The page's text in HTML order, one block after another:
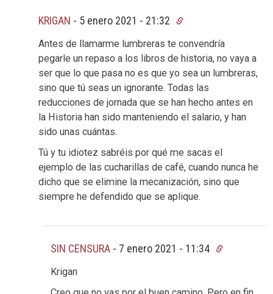
KRIGAN - 5 enero 2021 - 21:32
Antes de llamarme lumbreras te convendría
pegarle un repaso a los libros de historia, no vaya a
ser que lo que pasa no es que yo sea un lumbreras,
sino que tú seas un ignorante. Todas las
reducciones de jornada que se han hecho antes en
la Historia han sido manteniendo el salario, y han
sido unas cuántas.
Tú y tu idiotez sabréis por qué me sacas el
ejemplo de las cucharillas de café, cuando nunca he
dicho que se elimine la mecanización, sino que
siempre he defendido que se aplique.
SIN CENSURA - 7 enero 2021 - 11:34
Krigan